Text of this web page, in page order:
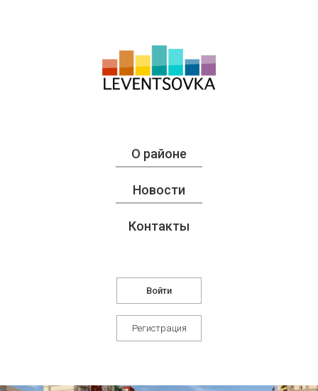
О районе
Новости
Контакты
Войти
Регистрация